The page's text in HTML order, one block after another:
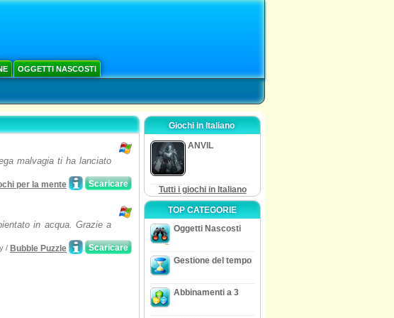
OGGETTI NASCOSTI
malvagia ti ha lanciato
Scaricare
per la mente
in acqua. Grazie a
Scaricare
/ Bubble Puzzle
Giochi in Italiano
ANVIL
Tutti i giochi in Italiano
TOP CATEGORIE
Oggetti Nascosti
Gestione del tempo
Abbinamenti a 3